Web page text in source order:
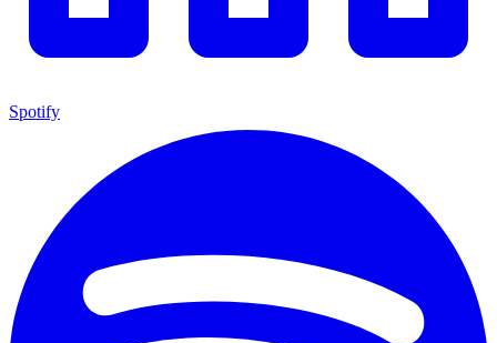
Spotify